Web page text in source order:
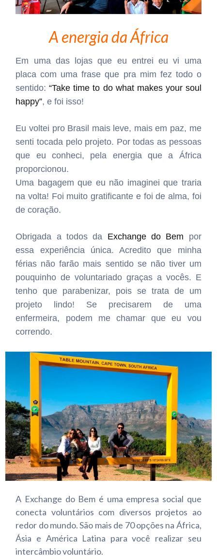
A energia da África
Em uma das lojas que eu entrei eu vi uma
placa com uma frase que pra mim fez todo o
sentido: “Take time to do what makes your soul
happy”, e foi isso!
Eu voltei pro Brasil mais leve, mais em paz, me
senti tocada pelo projeto. Por todas as pessoas
que eu conheci, pela energia que a África
proporcionou.
Uma bagagem que eu não imaginei que traria
na volta! Foi muito gratificante e foi de alma, foi
de coração.
Obrigada a todos da Exchange do Bem por
essa experiência única. Acredito que minha
férias não farão mais sentido se não tiver um
pouquinho de voluntariado graças a vocês. E
tenho que parabenizar, pois se trata de um
projeto lindo! Se precisarem de uma
enfermeira, podem me chamar que eu vou
correndo.
A Exchange do Bem é uma empresa social que
conecta voluntários com diversos projetos ao
redor do mundo. São mais de 70 opções na África,
Ásia e América Latina para você realizar seu
intercâmbio voluntário.